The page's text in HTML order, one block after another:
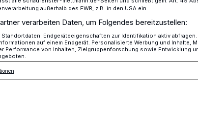
soll ich jetzt
sich in diesen Tagen am
Zuständen konfrontiert. Die
nicht spurlos vorüber.
außerhalb des EWR, z.B. in den USA ein.
verarbeiten Daten, um Folgendes bereitzustellen:
Endgeräteeigenschaften zur Identifikation aktiv
auf einem Endgerät. Personalisierte Werbung und Inhalte,
Performance von Inhalten, Zielgruppenforschung sowie Entwicklung